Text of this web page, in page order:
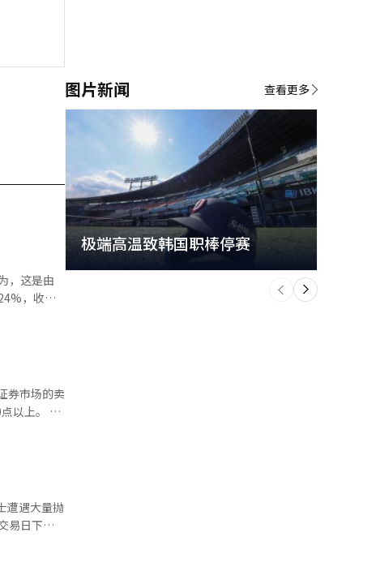
，收于
数据不
定技术股
新发展的
业的盈利
道经人工
券市场的卖
上。 根
点
车
物制药
，
遭遇大量抛
卖出保护
图片新闻
极端高温致韩国职棒停赛
下
一
个
查看更多